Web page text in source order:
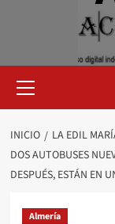
primario
INICIO
LA EDIL
DOS AUTOBUSES
DESPUÉS, ESTÁN EN
Almería